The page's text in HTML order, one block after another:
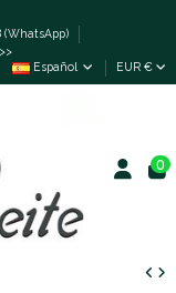
(WhatsApp)
Español
EUR €
0